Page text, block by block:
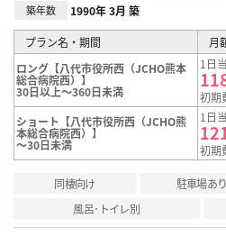
築年数 1990年 3月 築
プラン名・期間
月
ロング【八代市役所西（JCHO熊本
総合病院西）】
30日以上～360日未満
1日
初期
ショート【八代市役所西（JCHO熊
本総合病院西）】
～30日未満
1日
初期
同棲向け 駐車場あり
風呂･トイレ別